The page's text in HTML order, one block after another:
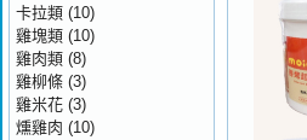
卡拉類 (10)
雞塊類 (10)
雞肉類 (8)
雞柳條 (3)
雞米花 (3)
燻雞肉 (10)